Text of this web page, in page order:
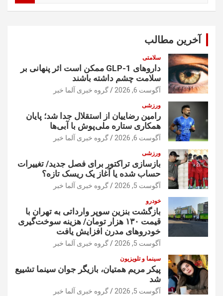
آخرین مطالب
سلامتی
داروهای GLP-1 ممکن است اثر پنهانی بر
سلامت چشم داشته باشند
آگوست 6, 2026 گروه خبری آلما خبر
ورزشی
رامین رضاییان از استقلال جدا شد؛ پایان
همکاری ستاره ملی‌پوش با آبی‌ها
آگوست 6, 2026 گروه خبری آلما خبر
ورزشی
بازسازی تراکتور برای فصل جدید/ تغییرات
حساب شده یا آغاز یک ریسک تازه؟
آگوست 5, 2026 گروه خبری آلما خبر
خودرو
بازگشت بنزین سوپر وارداتی به تهران با
قیمت ۱۳۰ هزار تومان/ هزینه سوخت‌گیری
خودرو‌های مدرن افزایش یافت
آگوست 5, 2026 گروه خبری آلما خبر
سینما و تلویزیون
پیکر مریم همتیان، بازیگر جوان سینما تشییع
شد
آگوست 5, 2026 گروه خبری آلما خبر